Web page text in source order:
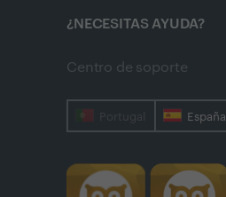
¿NECESITAS AYUDA?
Centro de soporte
Portugal España